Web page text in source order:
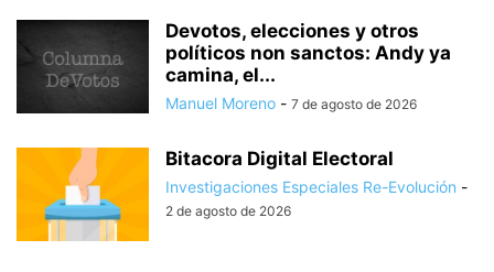
Devotos, elecciones y otros
políticos non sanctos: Andy ya
camina, el...
Manuel Moreno - 7 de agosto de 2026
Bitacora Digital Electoral
Investigaciones Especiales Re-Evolución -
2 de agosto de 2026